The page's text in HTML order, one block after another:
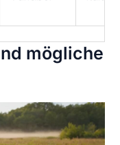
mögliche